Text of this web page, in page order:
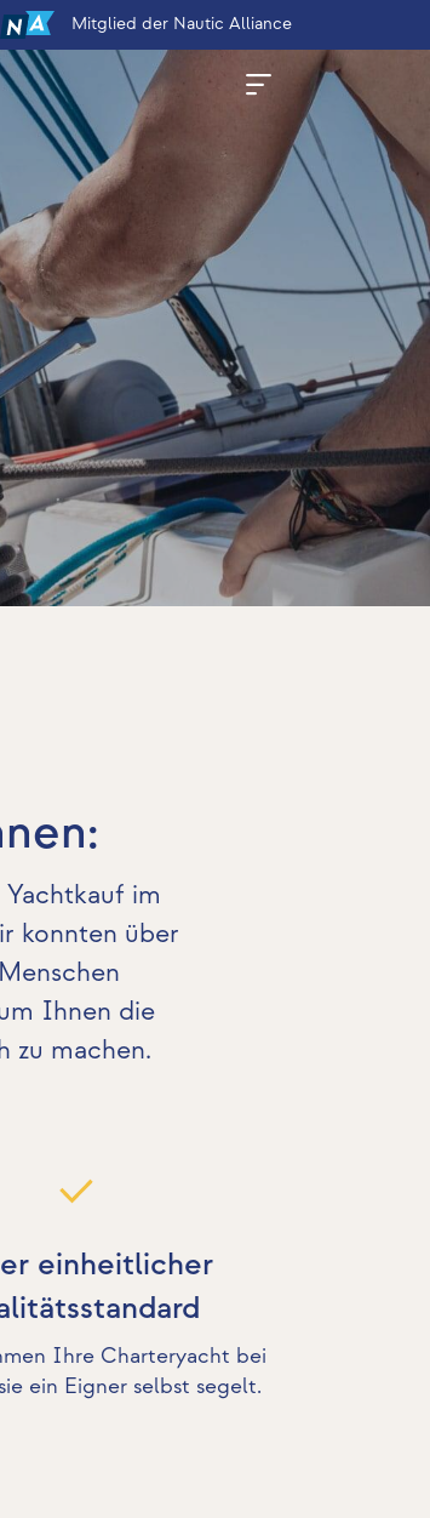
Mitglied der Nautic Alliance
im
konnten über
Ihnen die
zu machen.
einheitlicher
Ihre Charteryacht bei
ein Eigner selbst segelt.